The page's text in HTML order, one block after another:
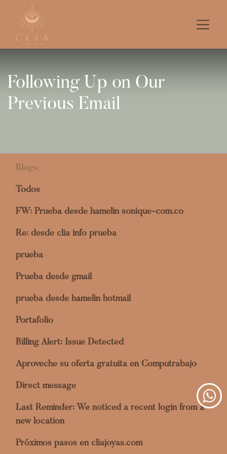
Following Up on Our
Previous Email
Blogs:
Todos
FW: Prueba desde hamelin sonique-com.co
Re: desde clia info prueba
prueba
Prueba desde gmail
prueba desde hamelin hotmail
Portafolio
Billing Alert: Issue Detected
Aproveche su oferta gratuita en Computrabajo
Direct message
Last Reminder: We noticed a recent login from a
new location
Próximos pasos en cliajoyas.com